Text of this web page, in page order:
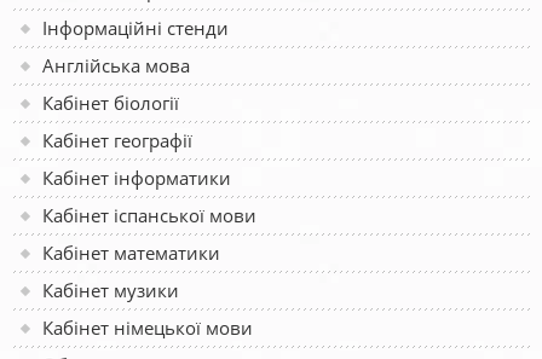
Інформаційні стенди
Англійська мова
Кабінет біології
Кабінет географії
Кабінет інформатики
Кабінет іспанської мови
Кабінет математики
Кабінет музики
Кабінет німецької мови